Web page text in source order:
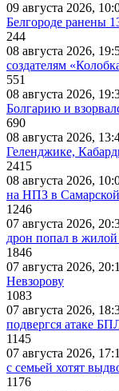
09 августа 2026,
Белгороде ранены
244
08 августа 2026,
создателям
551
08 августа 2026,
Болгарию и
690
08 августа 2026,
Геленджике,
2415
08 августа 2026,
на НПЗ в
1246
07 августа 2026,
дрон попал в
1846
07 августа 2026,
Невзорову
1083
07 августа 2026,
подвергся атаке
1145
07 августа 2026,
с семьей хотят
1176